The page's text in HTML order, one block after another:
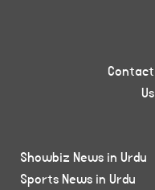
Contact
Us
Showbiz News in Urdu
Sports News in Urdu